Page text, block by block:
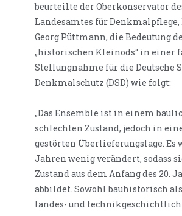
beurteilte der Oberkonservator
Landesamtes für Denkmalpflege,
Georg Püttmann, die Bedeutung
„historischen Kleinods“ in einer
Stellungnahme für die Deutsche
Denkmalschutz (DSD) wie folgt:
„Das Ensemble ist in einem
schlechten Zustand, jedoch in
gestörten Überlieferungslage. Es
Jahren wenig verändert, sodass
Zustand aus dem Anfang des 20.
abbildet. Sowohl bauhistorisch
landes- und technikgeschichtlich